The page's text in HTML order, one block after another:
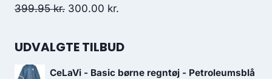
500.00 kr..
399.95kr. Original
was:
300.00 kr.
is:
UDVALGTE TILBUD
CeLaVi - Basic børne regntøj - Petroleumsblå